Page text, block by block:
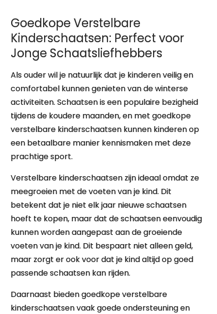
Goedkope Verstelbare
Kinderschaatsen: Perfect voor
Jonge Schaatsliefhebbers
Als ouder wil je natuurlijk dat je kinderen veilig en
comfortabel kunnen genieten van de winterse
activiteiten. Schaatsen is een populaire bezigheid
tijdens de koudere maanden, en met goedkope
verstelbare kinderschaatsen kunnen kinderen op
een betaalbare manier kennismaken met deze
prachtige sport.
Verstelbare kinderschaatsen zijn ideaal omdat ze
meegroeien met de voeten van je kind. Dit
betekent dat je niet elk jaar nieuwe schaatsen
hoeft te kopen, maar dat de schaatsen eenvoudig
kunnen worden aangepast aan de groeiende
voeten van je kind. Dit bespaart niet alleen geld,
maar zorgt er ook voor dat je kind altijd op goed
passende schaatsen kan rijden.
Daarnaast bieden goedkope verstelbare
kinderschaatsen vaak goede ondersteuning en